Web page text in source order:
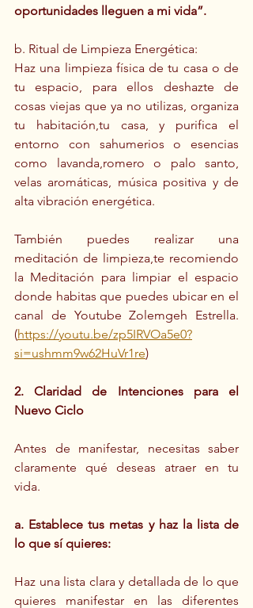
oportunidades lleguen a mi vida”.
b. Ritual de Limpieza Energética:
Haz una limpieza física de tu casa o de
tu espacio, para ellos deshazte de
cosas viejas que ya no utilizas, organiza
tu habitación,tu casa, y purifica el
entorno con sahumerios o esencias
como lavanda,romero o palo santo,
velas aromáticas, música positiva y de
alta vibración energética.
También puedes realizar una
meditación de limpieza,te recomiendo
la Meditación para limpiar el espacio
donde habitas que puedes ubicar en el
canal de Youtube Zolemgeh Estrella.
(https://youtu.be/zp5IRVOa5e0?
si=ushmm9w62HuVr1re)
2. Claridad de Intenciones para el
Nuevo Ciclo
Antes de manifestar, necesitas saber
claramente qué deseas atraer en tu
vida.
a. Establece tus metas y haz la lista de
lo que sí quieres:
Haz una lista clara y detallada de lo que
quieres manifestar en las diferentes